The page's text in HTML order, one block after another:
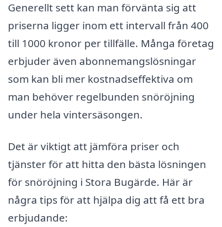
Generellt sett kan man förvänta sig att
priserna ligger inom ett intervall från 400
till 1000 kronor per tillfälle. Många företag
erbjuder även abonnemangslösningar
som kan bli mer kostnadseffektiva om
man behöver regelbunden snöröjning
under hela vintersäsongen.
Det är viktigt att jämföra priser och
tjänster för att hitta den bästa lösningen
för snöröjning i Stora Bugärde. Här är
några tips för att hjälpa dig att få ett bra
erbjudande: